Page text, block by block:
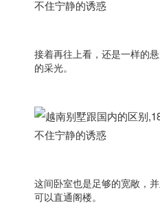
接着再往上看，还是一样的
的采光。
这间卧室也是足够的宽敞，
可以直通阁楼。